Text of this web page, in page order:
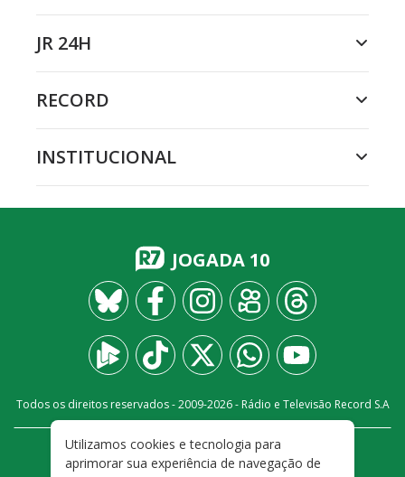
JR 24H
RECORD
INSTITUCIONAL
JOGADA 10
Todos os direitos reservados - 2009-2026- Rádio e Televisão Record S.A
FALE CONOSCO
PRIVACIDADE
Utilizamos cookies e tecnologia para
aprimorar sua experiência de navegação de